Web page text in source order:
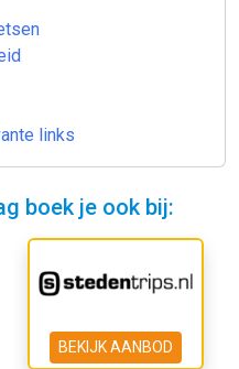
links
boek je ook bij:
BEKIJK AANBOD